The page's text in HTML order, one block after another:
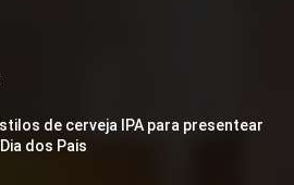
de cerveja IPA para presentear
dos Pais